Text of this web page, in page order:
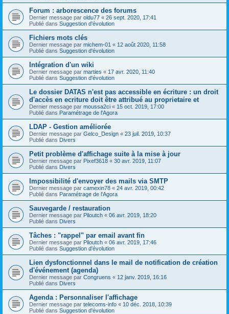
Forum : arborescence des forums
Dernier message par oldu77 « 26 sept. 2020, 17:41
Publié dans Suggestion d'évolution
Fichiers mots clés
Dernier message par michem-01 « 12 août 2020, 11:58
Publié dans Suggestion d'évolution
Intégration d'un wiki
Dernier message par marties « 17 avr. 2020, 11:40
Publié dans Suggestion d'évolution
Le dossier DATAS n'est pas accessible en écriture : un droit
d'accès en ecriture doit être attribué au proprietaire et
Dernier message par moussa2ci « 15 oct. 2019, 17:00
Publié dans Paramétrage de l'Agora
LDAP - Gestion améliorée
Dernier message par Gelco_Design « 23 juil. 2019, 10:37
Publié dans Divers
Petit problème d'affichage suite à la mise à jour
Dernier message par Pixef3618 « 30 avr. 2019, 11:07
Publié dans Divers
Impossibilité d'envoyer des mails via SMTP
Dernier message par camexin78 « 24 avr. 2019, 00:42
Publié dans Paramétrage de l'Agora
Sauvegarde / restauration
Dernier message par Piloutch « 06 avr. 2019, 18:20
Publié dans Divers
Tâches : "rappel" par email avant fin
Dernier message par Piloutch « 06 avr. 2019, 17:46
Publié dans Suggestion d'évolution
Lien dysfonctionnel dans le mail de notification de création
d'événement (agenda)
Dernier message par Congruens « 12 janv. 2019, 16:16
Publié dans Divers
Agenda : Personnaliser l'affichage
Dernier message par telecoms-info « 10 déc. 2018, 10:39
Publié dans Suggestion d'évolution